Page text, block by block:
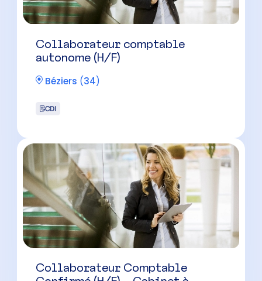
Collaborateur comptable
autonome (H/F)
Béziers (34)
CDI
Collaborateur Comptable